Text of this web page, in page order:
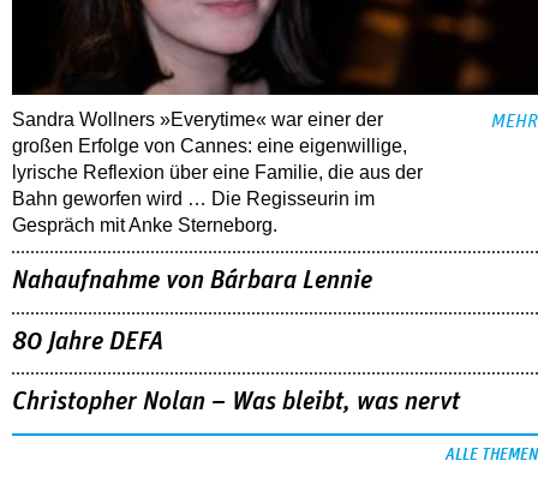
Sandra Wollners »Everytime« war einer der
großen Erfolge von Cannes: eine eigenwillige,
lyrische Reflexion über eine ­Familie, die aus der
Bahn geworfen wird … Die Regisseurin im
Gespräch mit Anke Sterneborg.
MEHR
Nahaufnahme von Bárbara Lennie
80 Jahre DEFA
Christopher Nolan – Was bleibt, was nervt
ALLE THEMEN